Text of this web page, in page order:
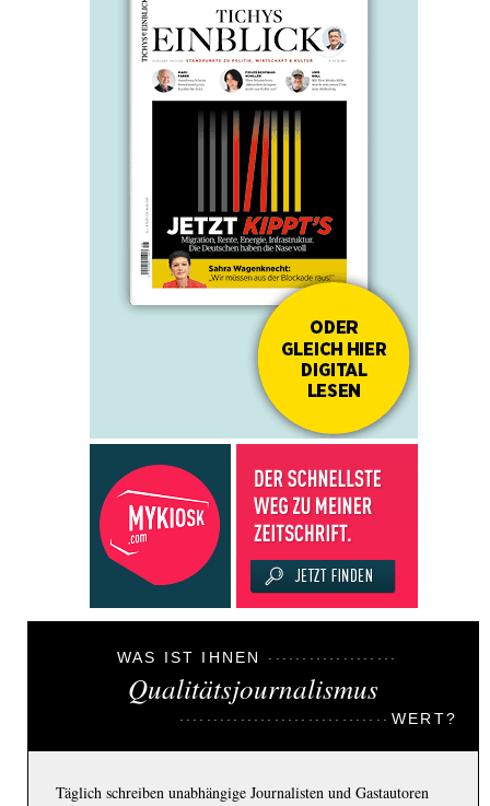
WAS IST IHNEN
Qualitätsjournalismus
WERT?
Täglich schreiben unabhängige Journalisten und Gastautoren